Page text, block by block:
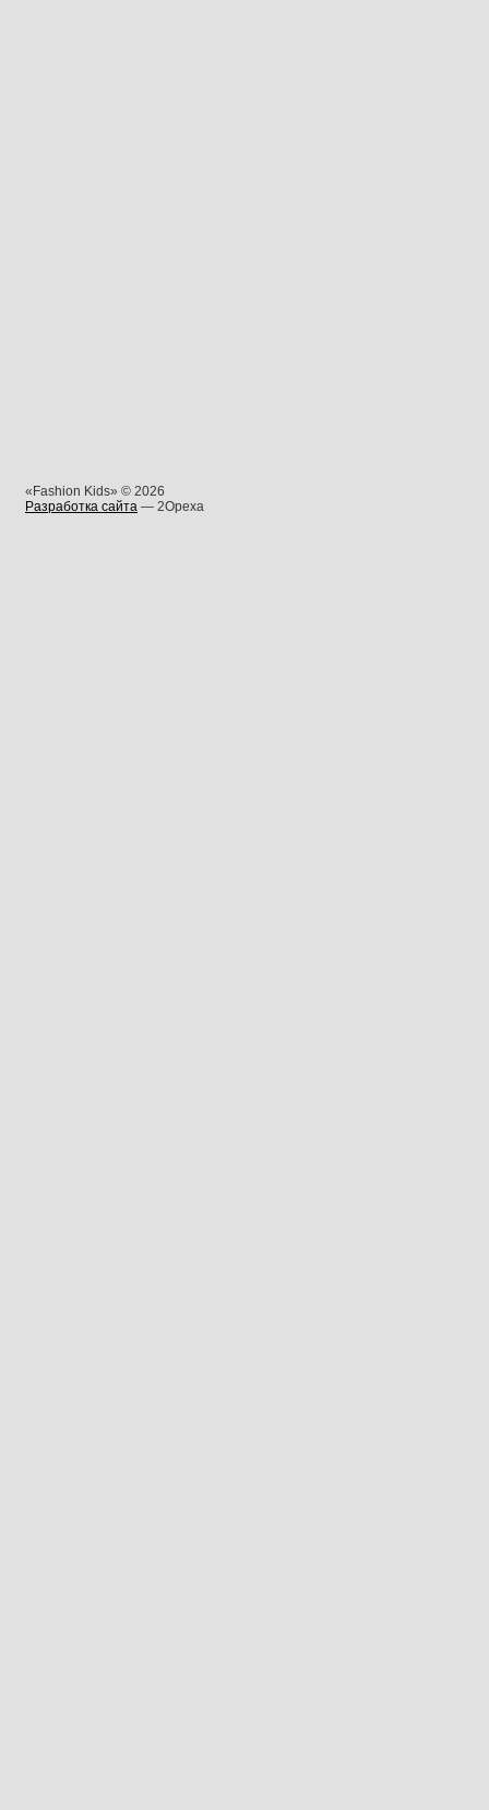
«Fashion Kids» © 2026
Разработка сайта — 2Opexa